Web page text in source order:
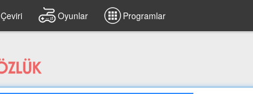
Çeviri Oyunlar Programlar